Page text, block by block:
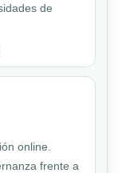
de
online.
frente a